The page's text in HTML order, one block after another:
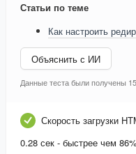
Статьи по теме
Как настроить
Объяснить с ИИ
Данные теста были получены
Скорость загрузки
0.28 сек - быстрее чем